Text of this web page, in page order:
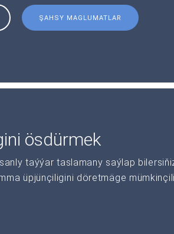
ŞAHSY MAGLUMATLAR
ösdürmek
taýýar taslamany saýlap
üpjünçiligini döretmäge